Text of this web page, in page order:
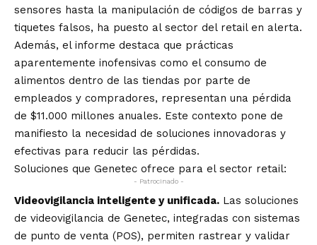
sensores hasta la manipulación de códigos de barras y
tiquetes falsos, ha puesto al sector del retail en alerta.
Además, el informe destaca que prácticas
aparentemente inofensivas como el consumo de
alimentos dentro de las tiendas por parte de
empleados y compradores, representan una pérdida
de $11.000 millones anuales. Este contexto pone de
manifiesto la necesidad de soluciones innovadoras y
efectivas para reducir las pérdidas.
Soluciones que Genetec ofrece para el sector retail:
- Patrocinado -
Videovigilancia inteligente y unificada. Las soluciones
de videovigilancia de Genetec, integradas con sistemas
de punto de venta (POS), permiten rastrear y validar